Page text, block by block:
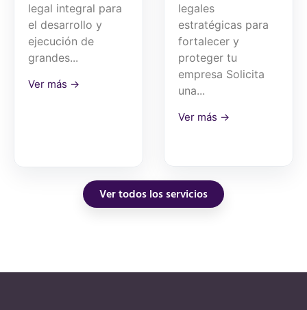
legal integral para
el desarrollo y
ejecución de
grandes...
Ver más →
legales
estratégicas para
fortalecer y
proteger tu
empresa Solicita
una...
Ver más →
Ver todos los servicios